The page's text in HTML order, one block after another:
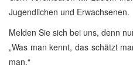
Jugendlichen und Erwachsenen.
Melden Sie sich bei uns, denn
„Was man kennt, das schätzt
man.“